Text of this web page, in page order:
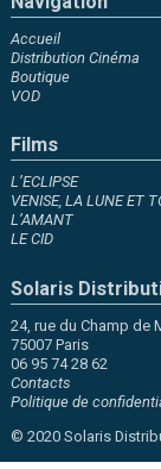
Accueil
Distribution Cinéma
Boutique
VOD
Films
L’ECLIPSE
VENISE, LA LUNE ET
L’AMANT
LE CID
Solaris
24, rue du Champ de
75007 Paris
06 95 74 28 62
Contacts
Politique de
© 2020 Solaris